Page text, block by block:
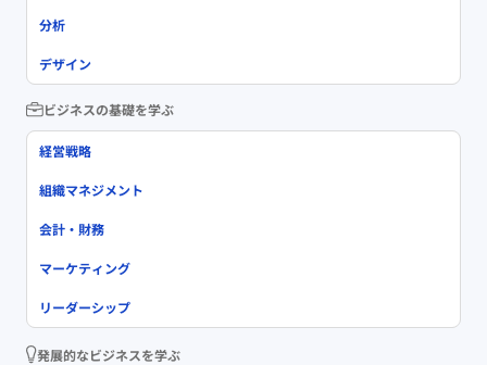
分析
デザイン
ビジネスの基礎を学ぶ
経営戦略
組織マネジメント
会計・財務
マーケティング
リーダーシップ
発展的なビジネスを学ぶ